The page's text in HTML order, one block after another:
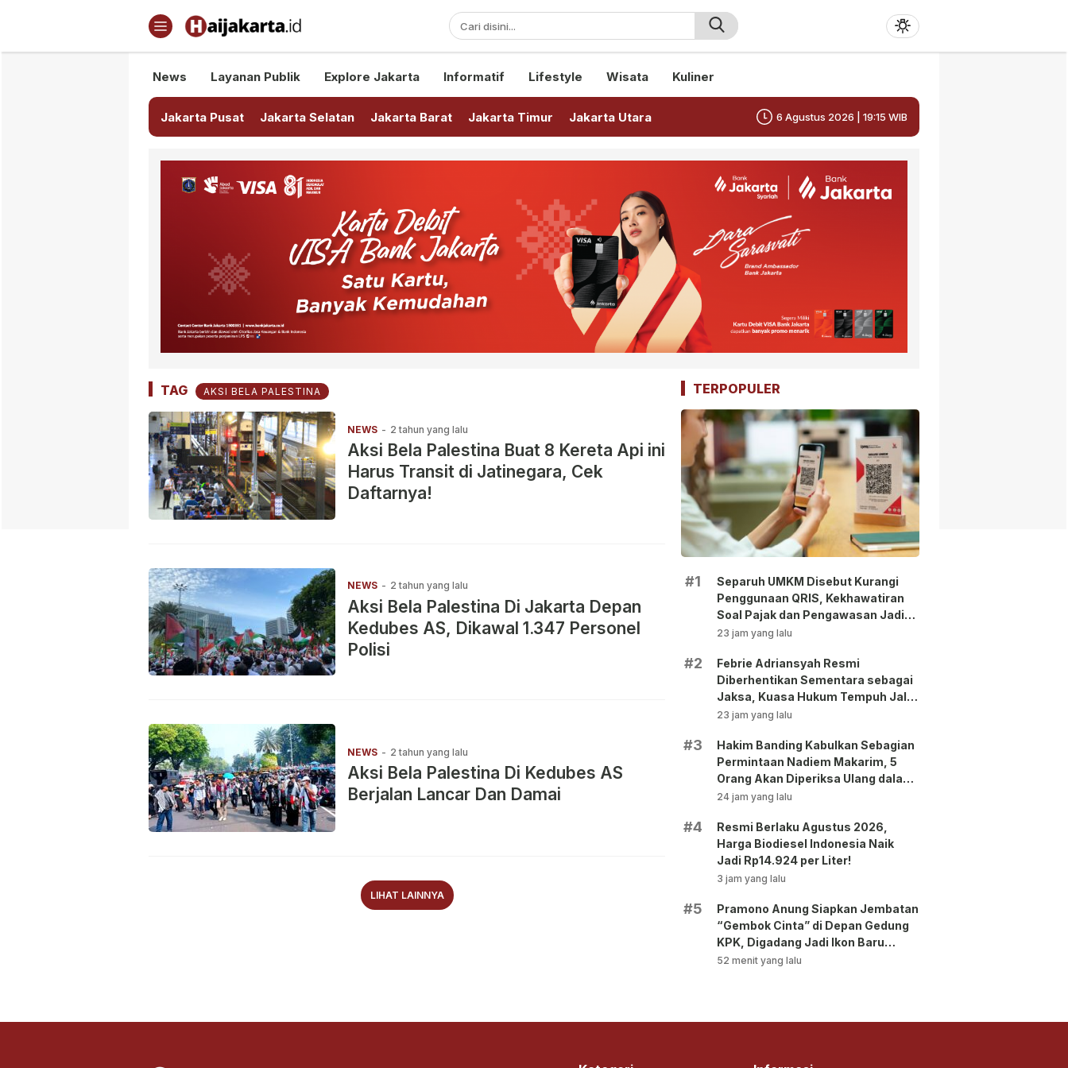
Haijakarta.id
Semua Tentang Jakarta Ada Disini!
News Layanan Publik Explore Jakarta Informatif Lifestyle Wisata Kuliner
Jakarta Pusat Jakarta Selatan Jakarta Barat Jakarta Timur Jakarta Utara 6 Agustus 2026 | 19:15 WIB
TAG AKSI BELA PALESTINA
NEWS - 2 tahun yang lalu
Aksi Bela Palestina Buat 8 Kereta Api ini
Harus Transit di Jatinegara, Cek
Daftarnya!
NEWS - 2 tahun yang lalu
Aksi Bela Palestina Di Jakarta Depan
Kedubes AS, Dikawal 1.347 Personel
Polisi
NEWS - 2 tahun yang lalu
Aksi Bela Palestina Di Kedubes AS
Berjalan Lancar Dan Damai
LIHAT LAINNYA
TERPOPULER
#1
Separuh UMKM Disebut Kurangi
Penggunaan QRIS, Kekhawatiran
Soal Pajak dan Pengawasan Jadi
Sorotan!
23 jam yang lalu
#2
Febrie Adriansyah Resmi
Diberhentikan Sementara sebagai
Jaksa, Kuasa Hukum Tempuh Jalur
Praperadilan!
23 jam yang lalu
#3
Hakim Banding Kabulkan Sebagian
Permintaan Nadiem Makarim, 5
Orang Akan Diperiksa Ulang dalam
Kasus Chromebook!
24 jam yang lalu
#4
Resmi Berlaku Agustus 2026,
Harga Biodiesel Indonesia Naik
Jadi Rp14.924 per Liter!
3 jam yang lalu
#5
Pramono Anung Siapkan Jembatan
“Gembok Cinta” di Depan Gedung
KPK, Digadang Jadi Ikon Baru
Jakarta!
52 menit yang lalu